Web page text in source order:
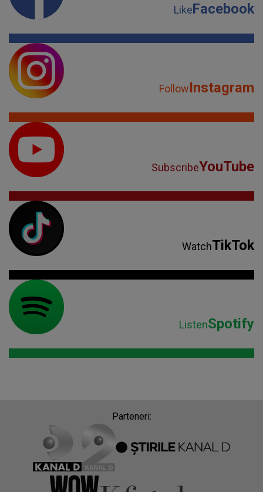
LikeFacebook
FollowInstagram
SubscribeYouTube
WatchTikTok
ListenSpotify
Parteneri: